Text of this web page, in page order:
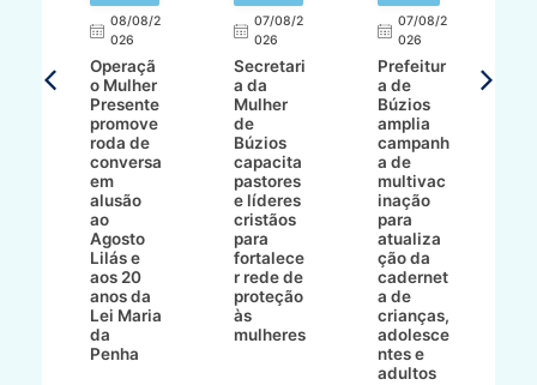
08/08/2
026
Operaçã
o Mulher
Presente
promove
roda de
conversa
em
alusão
ao
Agosto
Lilás e
aos 20
anos da
Lei Maria
da
Penha
07/08/2
026
Secretari
a da
Mulher
de
Búzios
capacita
pastores
e líderes
cristãos
para
fortalece
r rede de
proteção
às
mulheres
07/08/2
026
Prefeitur
a de
Búzios
amplia
campanh
a de
multivac
inação
para
atualiza
ção da
cadernet
a de
crianças,
adolesce
ntes e
adultos